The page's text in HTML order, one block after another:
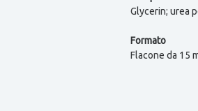
Glycerin; urea
Formato
Flacone da 15